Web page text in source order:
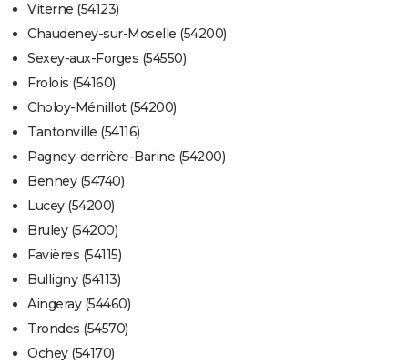
Viterne (54123)
Chaudeney-sur-Moselle (54200)
Sexey-aux-Forges (54550)
Frolois (54160)
Choloy-Ménillot (54200)
Tantonville (54116)
Pagney-derrière-Barine (54200)
Benney (54740)
Lucey (54200)
Bruley (54200)
Favières (54115)
Bulligny (54113)
Aingeray (54460)
Trondes (54570)
Ochey (54170)